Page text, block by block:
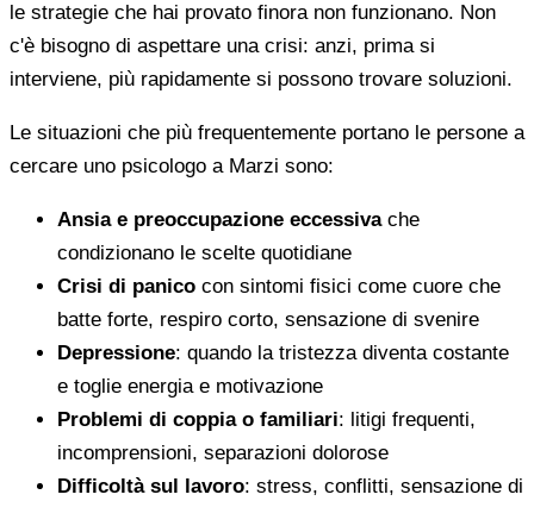
le strategie che hai provato finora non funzionano. Non
c'è bisogno di aspettare una crisi: anzi, prima si
interviene, più rapidamente si possono trovare soluzioni.
Le situazioni che più frequentemente portano le persone a
cercare uno psicologo a Marzi sono:
Ansia e preoccupazione eccessivache
condizionano le scelte quotidiane
Crisi di panico con sintomi fisici come cuore che
batte forte, respiro corto, sensazione di svenire
Depressione: quando la tristezza diventa costante
e toglie energia e motivazione
Problemi di coppia o familiari: litigi frequenti,
incomprensioni, separazioni dolorose
Difficoltà sul lavoro: stress, conflitti, sensazione di